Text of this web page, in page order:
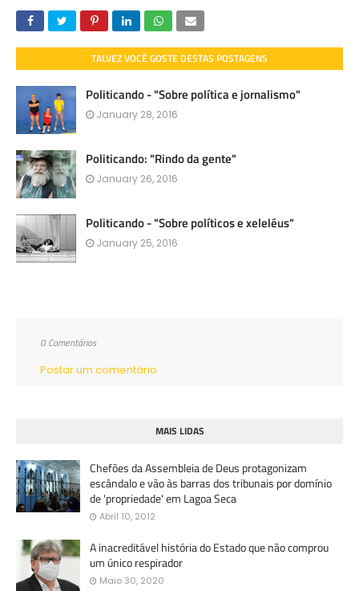
TALVEZ VOCÊ GOSTE DESTAS POSTAGENS
Politicando - "Sobre política e jornalismo"
January 28, 2016
Politicando: "Rindo da gente"
January 26, 2016
Politicando - "Sobre políticos e xeleléus"
January 25, 2016
0 Comentários
Postar um comentário
MAIS LIDAS
Chefões da Assembleia de Deus protagonizam
escândalo e vão às barras dos tribunais por domínio
de 'propriedade' em Lagoa Seca
Abril 10, 2012
A inacreditável história do Estado que não comprou
um único respirador
Maio 30, 2020